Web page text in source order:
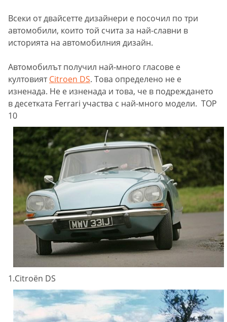
Всеки от двайсетте дизайнери е посочил по три
автомобили, които той счита за най-славни в
историята на автомобилния дизайн.
Автомобилът получил най-много гласове е
култовиятCitroen DS. Това определено не е
изненада. Не е изненада и това, че в подреждането
в десетката Ferrari участва с най-много модели. TOP
10
1.Citroën DS